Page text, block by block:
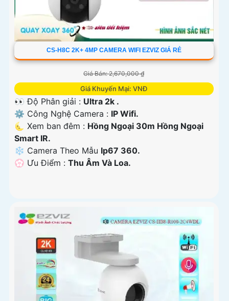
CS-H8C 2K+ 4MP CAMERA WIFI EZVIZ GIÁ RẺ
Giá Bán: 2,670,000 ₫
Giá Khuyến Mại: VNĐ
👀 Độ Phân giải : Ultra 2k .
⚙ Công Nghệ Camera : IP Wifi.
🌜 Xem ban đêm : Hồng Ngoại 30m Hồng Ngoại
Smart IR.
❄ Camera Theo Mẫu Ip67 360.
️💮 Ưu Điểm : Thu Âm Và Loa.